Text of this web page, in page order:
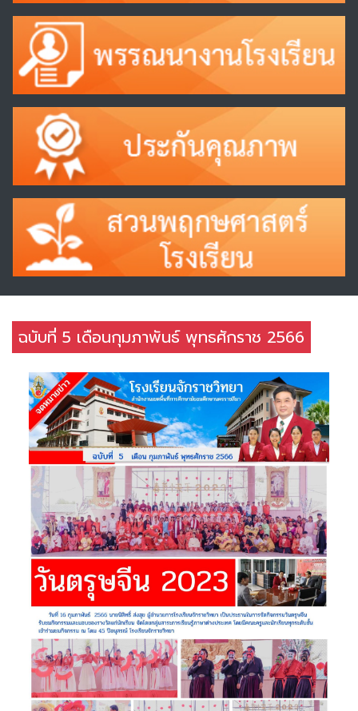
ฉบับที่ 5 เดือนกุมภาพันธ์ พุทธศักราช 2566